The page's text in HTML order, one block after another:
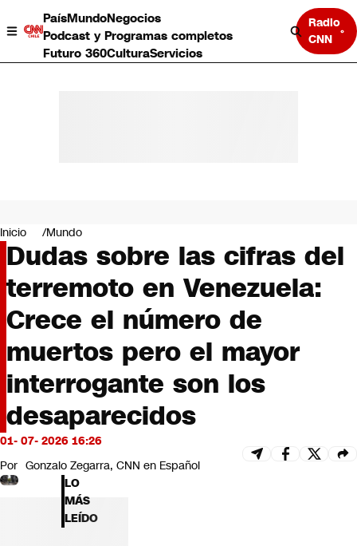
PaísMundoNegocios
Podcast y Programas completos
Futuro 360CulturaServicios
Radio
CNN
Negocios
Deportes
Programas completos
Cultura
Servicios
Bits
CNN tiempo
Futuro 360
Opinión
Inicio Mundo
Dudas sobre las cifras del
terremoto en Venezuela:
Crece el número de
muertos pero el mayor
interrogante son los
desaparecidos
01- 07- 2026 16:26
Por Gonzalo Zegarra, CNN en Español
LO
MÁS
LEÍDO